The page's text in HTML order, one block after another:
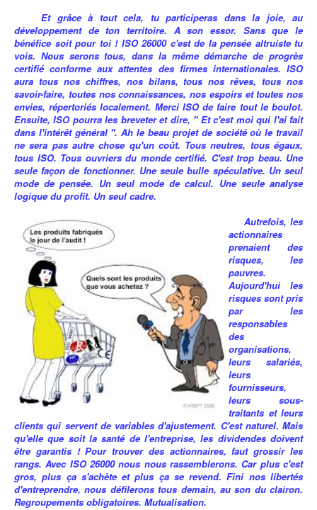
Et grâce à tout cela, tu participeras dans la joie, au
développement de ton territoire. A son essor. Sans que le
bénéfice soit pour toi ! ISO 26000 c'est de la pensée altruiste tu
vois. Nous serons tous, dans la même démarche de progrès
certifié conforme aux attentes des firmes internationales. ISO
aura tous nos chiffres, nos bilans, tous nos rêves, tous nos
savoir-faire, toutes nos connaissances, nos espoirs et toutes nos
envies, répertoriés localement. Merci ISO de faire tout le boulot.
Ensuite, ISO pourra les breveter et dire, " Et c'est moi qui l'ai fait
dans l'intérêt général ". Ah le beau projet de société où le travail
ne sera pas autre chose qu'un coût. Tous neutres, tous égaux,
tous ISO. Tous ouvriers du monde certifié. C'est trop beau. Une
seule façon de fonctionner. Une seule bulle spéculative. Un seul
mode de pensée. Un seul mode de calcul. Une seule analyse
logique du profit. Un seul cadre.
Autrefois, les
actionnaires
prenaient des
risques, les
pauvres.
Aujourd'hui les
risques sont pris
par les
responsables
des
organisations,
leurs salariés,
leurs
fournisseurs,
leurs sous-
traitants et leurs
clients qui servent de variables d'ajustement. C'est naturel. Mais
qu'elle que soit la santé de l'entreprise, les dividendes doivent
être garantis ! Pour trouver des actionnaires, faut grossir les
rangs. Avec ISO 26000 nous nous rassemblerons. Car plus c'est
gros, plus ça s'achète et plus ça se revend. Fini nos libertés
d'entreprendre, nous défilerons tous demain, au son du clairon.
Regroupements obligatoires. Mutualisation.